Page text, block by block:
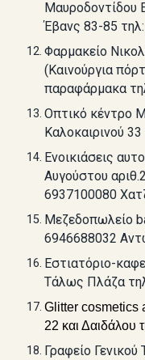
Μαυροδοντίδου
Έβανς 83-85
Φαρμακείο
(Καινούργια
παραφάρμακα
Οπτικό κέντρο
Καλοκαιρινού
Ενοικιάσεις
Αυγούστου
6937100080
Μεζεδοπωλείο
6946688032
Εστιατόριο-καφε
Τάλως Πλάζα
Glitter cosmetics
22 και Δαιδάλου
Γραφείο Γενικού